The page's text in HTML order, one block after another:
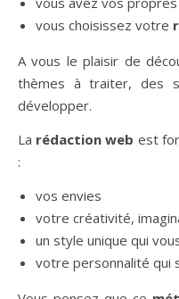
vous choisissez votre
A vous le plaisir de
thèmes à traiter, des
développer.
La rédaction web est
:
vos envies
votre créativité,
un style unique qui
votre personnalité qui